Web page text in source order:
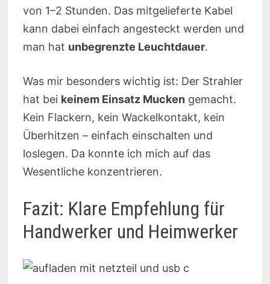
von 1–2 Stunden. Das mitgelieferte Kabel
kann dabei einfach angesteckt werden und
man hat unbegrenzte Leuchtdauer.
Was mir besonders wichtig ist: Der Strahler
hat bei keinem Einsatz Mucken gemacht.
Kein Flackern, kein Wackelkontakt, kein
Überhitzen – einfach einschalten und
loslegen. Da konnte ich mich auf das
Wesentliche konzentrieren.
Fazit: Klare Empfehlung für
Handwerker und Heimwerker